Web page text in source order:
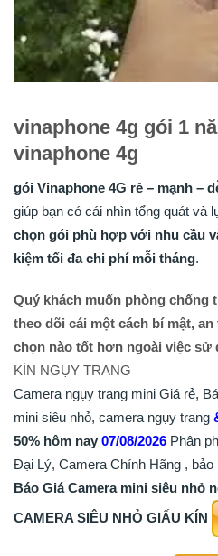
vinaphone 4g gói 1
vinaphone 4g
gói Vinaphone 4G rẻ – mạnh –
giúp bạn có cái nhìn tổng quát và
chọn gói phù hợp với nhu cầu
kiệm tối đa chi phí mỗi tháng.
Quý khách muốn phòng chống
theo dõi cái một cách bí mật,
chọn nào tốt hơn ngoài việc sử
KÍN NGỤY TRANG
Camera ngụy trang mini Giá rẻ,
mini siêu nhỏ, camera ngụy trang
50% hôm nay 07/08/2026 Phân
Đại Lý, Camera Chính Hãng , bảo
Báo Giá Camera mini siêu nhỏ
CAMERA SIÊU NHỎ GIẤU KÍN